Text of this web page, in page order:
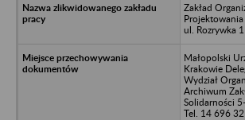
Zakład
ul. Rozrywka 1
Małopolski
Krakowie
Wydział
Archiwum
Solidarności
Tel. 14 696